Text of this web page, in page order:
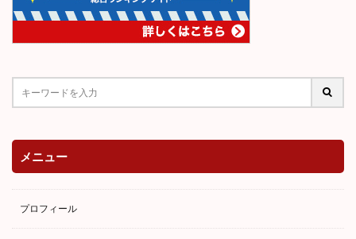
メニュー
プロフィール